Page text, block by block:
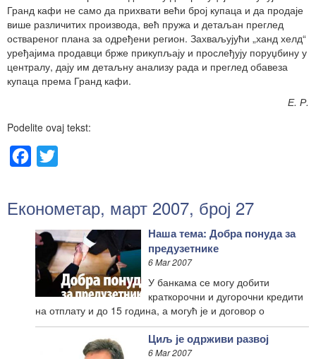
Гранд кафи не само да прихвати већи број купаца и да продаје
више различитих производа, већ пружа и детаљан преглед
оствареног плана за одређени регион. Захваљујући „ханд хелд“
уређајима продавци брже прикупљају и прослеђују поруџбину у
централу, дају им детаљну анализу рада и преглед обавеза
купаца према Гранд кафи.
Е. Р.
Podelite ovaj tekst:
Facebook
Економетар, март 2007, број 27
Наша тема: Добра понуда за
предузетнике
6 Mar 2007
У банкама се могу добити
краткорочни и дугорочни кредити
на отплату и до 15 година, а могућ је и договор о
Циљ је одрживи развој
6 Mar 2007